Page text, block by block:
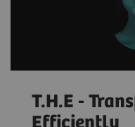
T.H.E -